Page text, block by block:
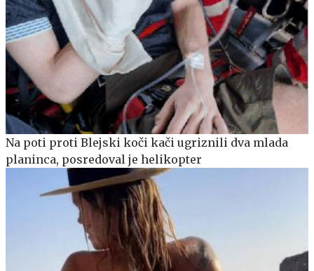
Na poti proti Blejski koči kači ugriznili dva mlada
planinca, posredoval je helikopter